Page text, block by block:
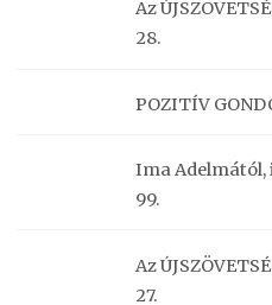
Az
28.
POZITÍV
Ima Adelmától,
99.
Az
27.